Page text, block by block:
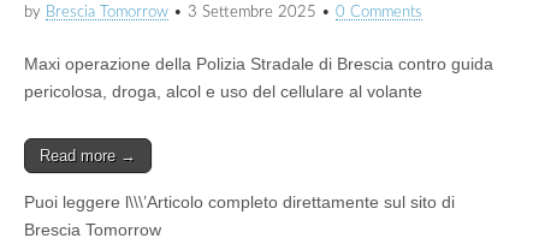
by Brescia Tomorrow • 3 Settembre 2025 • 0 Comments
Maxi operazione della Polizia Stradale di Brescia contro guida
pericolosa, droga, alcol e uso del cellulare al volante
Read more →
Puoi leggere l\\\’Articolo completo direttamente sul sito di
Brescia Tomorrow